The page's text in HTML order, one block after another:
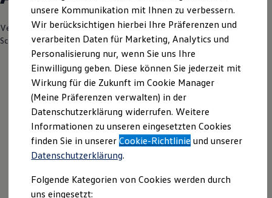
Oldtimer
Bulli Historie
Branchenlösungen & Gewerbekunden
Umbaulösungen und Hersteller finden
Auf- und Umbauten entdecken & konfigurieren
Groß- und Sonderkunden
Großkunden
Kommunen & Behörden
Journalisten
Sportvereine
Branchenlösungen
Bau & Handwerk
Gewerbliche Personenbeförderung
Service & mobile Werkstätten
Kurier, Logistik & Handel
Feuerwehr
Rettungsdienste
Verantwortlich für die Inhalte auf dieser Seite ist die Gelder - Sorg
Schweinfurt GmbH & Co. KG (Impressum & Rechtliches)
Leider haben wir im Moment keine
aktuellen Angebote
Ihre nächsten
unsere Kommunikation mit Ihnen zu verbessern.
Wir berücksichtigen hierbei Ihre Präferenzen und
verarbeiten Daten für Marketing, Analytics und
Personalisierung nur, wenn Sie uns Ihre
Einwilligung geben. Diese können Sie jederzeit mit
Wirkung für die Zukunft im Cookie Manager
(Meine Präferenzen verwalten) in der
Datenschutzerklärung widerrufen. Weitere
Informationen zu unseren eingesetzten Cookies
finden Sie in unsererCookie-Richtlinie und unserer
Datenschutzerklärung.
Folgende Kategorien von Cookies werden durch
uns eingesetzt: